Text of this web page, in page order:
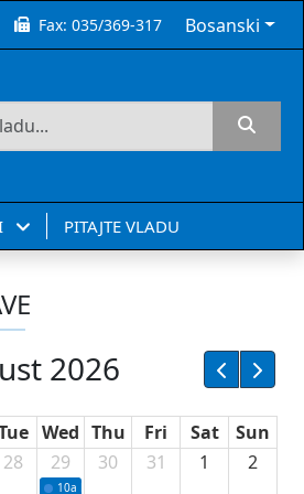
Fax:035/369-317 Bosanski
PITAJTE VLADU
2026
Wed Thu Fri Sat
Sun
28 29
10a Potpisivanje ugovora sa neprofitnim
30 31 1 2